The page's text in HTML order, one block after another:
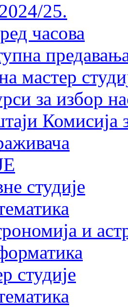
25.
часова
мастер
за избор
Комисија
студије
и
студије